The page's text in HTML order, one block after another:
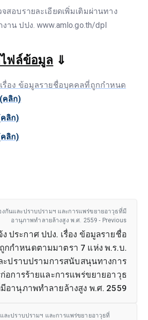
สอบรายละเอียดเพิ่มเติมผ่านทาง
าน ปปง. www.amlo.go.th/dpl
ฟล์ข้อมูล ⇓
รื่อง ข้อมูลรายชื่อบุคคลที่ถูกกำหนด
(คลิก)
ลิก)
ลิก)
งกันและปราบปรามฯ และการแพร่ขยายอาวุธที่มี
อานุภาพทำลายล้างสูง พ.ศ. 2559 - Previous
ประกาศ ปปง. เรื่อง ข้อมูลรายชื่อ
กกำหนดตามมาตรา 7 แห่ง พ.ร.บ.
ะปราบปรามการสนับสนุนทางการ
อการร้ายและการแพร่ขยายอาวุธ
อานุภาพทำลายล้างสูง พ.ศ. 2559
ละปราบปรามฯ และการแพร่ขยายอาวุธที่